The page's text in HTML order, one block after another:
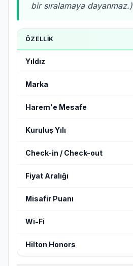
bir sıralamaya dayanmaz.)
ÖZELLIK
Yıldız
Marka
Harem'e Mesafe
Kuruluş Yılı
Check-in / Check-out
Fiyat Aralığı
Misafir Puanı
Wi-Fi
Hilton Honors